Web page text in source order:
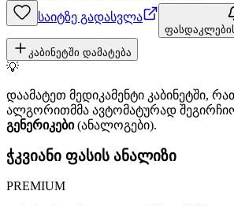
საიტზე გადასვლა
კაბინეტში დამატება
💡
დაამატეთ მედიკამენტი კაბინეტში,
ალგორითმმა ავტომატურად
გენერიკები(ანალოგები).
ჭკვიანი ფასის ანალიზი
PREMIUM